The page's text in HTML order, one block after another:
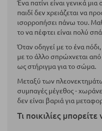
Ένα πατίνι είναι γενικά
παιδί δεν χρειάζεται να
ισορροπήσει πάνω του.
το να πέφτει είναι πολύ
Όταν οδηγεί με το ένα
με το άλλο σπρώχνεται
ως στήριγμα για το σώμα.
Μεταξύ των
συμπαγές μέγεθος -
δεν είναι βαριά για
Τι ποικιλίες μπορείτε